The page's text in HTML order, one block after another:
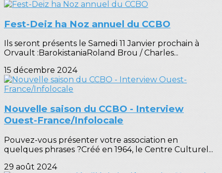
Fest-Deiz ha Noz annuel du CCBO
Ils seront présents le Samedi 11 Janvier prochain à
Orvault :BarokistaniaRoland Brou / Charles...
15 décembre 2024
Nouvelle saison du CCBO - Interview
Ouest-France/Infolocale
Pouvez-vous présenter votre association en
quelques phrases ?Créé en 1964, le Centre Culturel...
29 août 2024